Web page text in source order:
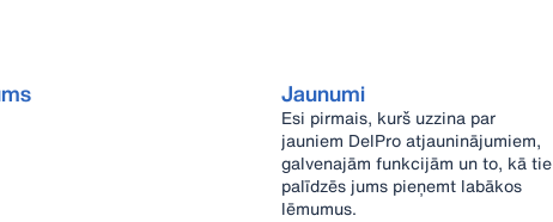
Jaunumi
Esi pirmais, kurš uzzina par
jauniem DelPro atjauninājumiem,
galvenajām funkcijām un to, kā tie
palīdzēs jums pieņemt labākos
lēmumus.